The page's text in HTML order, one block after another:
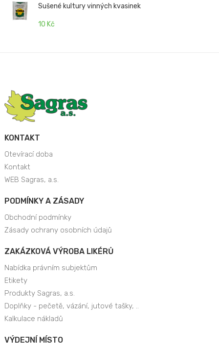
Sušené kultury vinných kvasinek
10 Kč
KONTAKT
Otevírací doba
Kontakt
WEB Sagras, a.s.
PODMÍNKY A ZÁSADY
Obchodní podmínky
Zásady ochrany osobních údajů
ZAKÁZKOVÁ VÝROBA LIKÉRŮ
Nabídka právním subjektům
Etikety
Produkty Sagras, a.s.
Doplňky - pečetě, vázání, jutové tašky, ..
Kalkulace nákladů
VÝDEJNÍ MÍSTO